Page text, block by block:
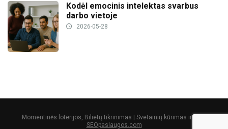
Kodėl emocinis intelektas svarbus
darbo vietoje
2026-05-28
Momentinės loterijos, Bilietų tikrinimas | Svetainių kūrimas ir SEO:
SEOpaslaugos.com